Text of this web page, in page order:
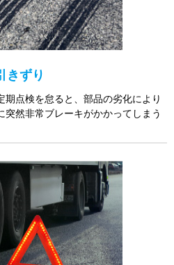
きずり
期点検を怠ると、部品の劣化により
突然非常ブレーキがかかってしまう